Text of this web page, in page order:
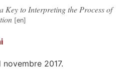
Key to Interpreting the Process of
2017.